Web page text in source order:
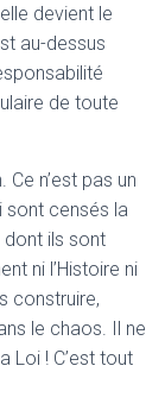
devient le
au-dessus
de toute
Ce n’est pas un
sont censés la
dont ils sont
ni l’Histoire ni
construire,
le chaos. Il ne
Loi ! C’est tout